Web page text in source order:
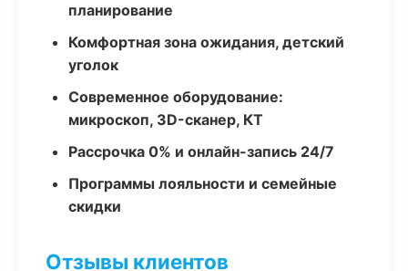
планирование
Комфортная зона ожидания, детский
уголок
Современное оборудование:
микроскоп, 3D-сканер, КТ
Рассрочка 0% и онлайн-запись 24/7
Программы лояльности и семейные
скидки
Отзывы клиентов